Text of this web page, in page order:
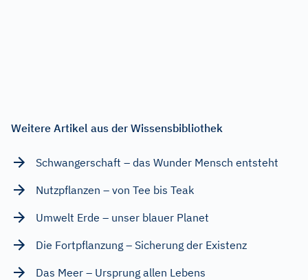
Weitere Artikel aus der Wissensbibliothek
Schwangerschaft – das Wunder Mensch entsteht
Nutzpflanzen – von Tee bis Teak
Umwelt Erde – unser blauer Planet
Die Fortpflanzung – Sicherung der Existenz
Das Meer – Ursprung allen Lebens